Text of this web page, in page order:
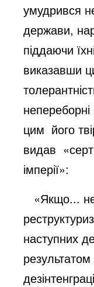
умудрився
держави,
піддаючи
виказавши
цим його
видав
імперії»:
«Якщо...
наступних